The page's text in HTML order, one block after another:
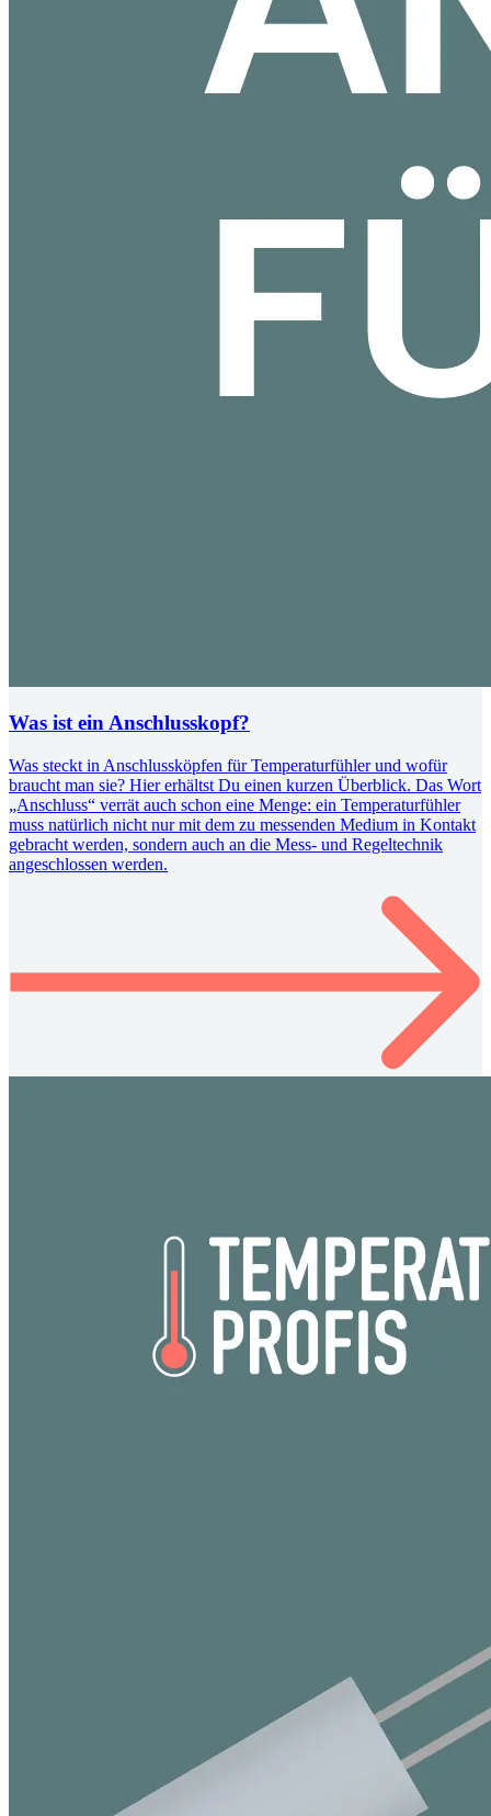
Was ist ein Anschlusskopf?
Was steckt in Anschlussköpfen für Temperaturfühler und wofür
braucht man sie? Hier erhältst Du einen kurzen Überblick. Das Wort
„Anschluss“ verrät auch schon eine Menge: ein Temperaturfühler
muss natürlich nicht nur mit dem zu messenden Medium in Kontakt
gebracht werden, sondern auch an die Mess- und Regeltechnik
angeschlossen werden.